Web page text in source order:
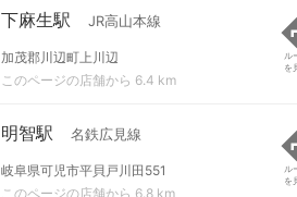
下麻生駅 JR高山本線
加茂郡川辺町上川辺
このページの店舗から 6.4 km
ル
を
明智駅 名鉄広見線
岐阜県可児市平貝戸川田551
このページの店舗から 6.8 km
ル
を